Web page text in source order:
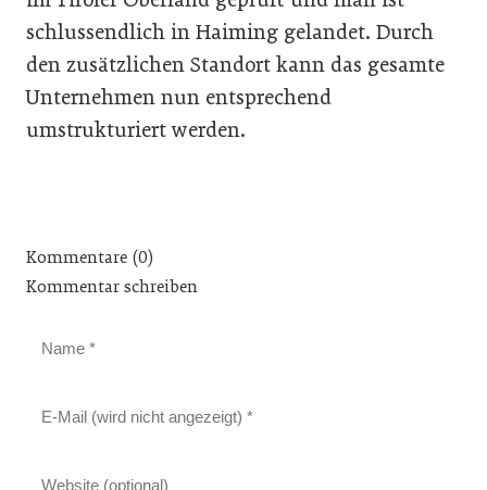
schlussendlich in Haiming gelandet. Durch
den zusätzlichen Standort kann das gesamte
Unternehmen nun entsprechend
umstrukturiert werden.
Kommentare (0)
Kommentar schreiben